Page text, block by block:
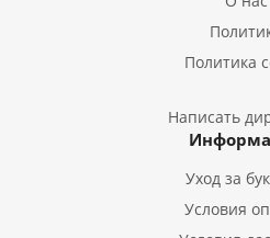
Букеты из
Букеты из
Букеты из
Политика
Написать
Уход за
Условия